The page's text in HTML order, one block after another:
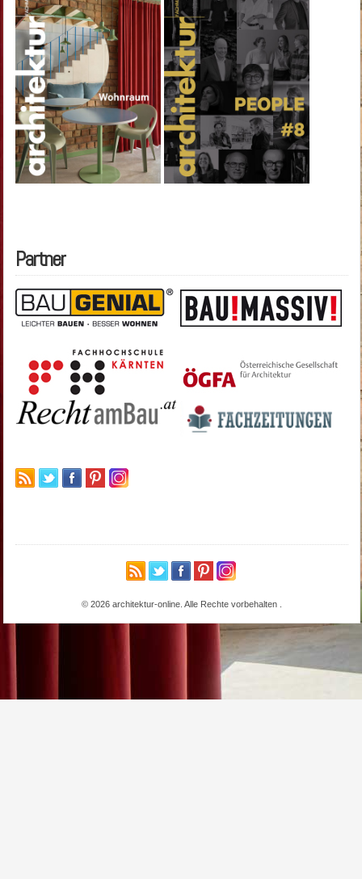
Partner
© 2026 architektur-online. Alle Rechte vorbehalten .